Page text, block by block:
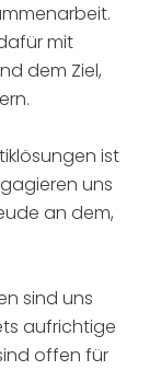
mit
dem Ziel,
ist
uns
an dem,
sind uns
aufrichtige
offen für